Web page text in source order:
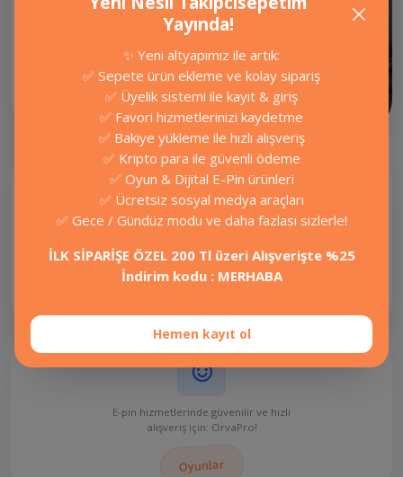
7/24 destek ekibimizle ihtiyaç
İletişime Geç
Ücretsiz araçlarımızla hemen
izlenme kazanın.
E-pin hizmetlerinde güvenilir ve hızlı
alışveriş için: OrvaPro!
Oyunlar
Yayında!
✨ Yeni altyapımız ile artık:
✅ Sepete ürün ekleme ve kolay sipariş
✅ Üyelik sistemi ile kayıt & giriş
✅ Favori hizmetlerinizi kaydetme
✅ Bakiye yükleme ile hızlı alışveriş
✅ Kripto para ile güvenli ödeme
✅ Oyun & Dijital E-Pin ürünleri
✅ Ücretsiz sosyal medya araçları
✅ Gece / Gündüz modu ve daha fazlası sizlerle!
İLK SİPARİŞE ÖZEL 200 Tl üzeri Alışverişte %25
İndirim kodu : MERHABA
Hemen kayıt ol